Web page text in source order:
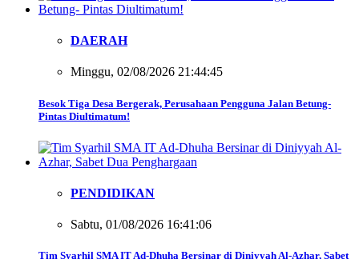
DAERAH
Minggu, 02/08/2026 21:44:45
Besok Tiga Desa Bergerak, Perusahaan Pengguna Jalan Betung-
Pintas Diultimatum!
PENDIDIKAN
Sabtu, 01/08/2026 16:41:06
Tim Syarhil SMA IT Ad-Dhuha Bersinar di Diniyyah Al-Azhar, Sabet